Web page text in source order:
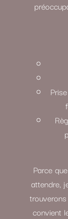
Parce
attendre,
convient